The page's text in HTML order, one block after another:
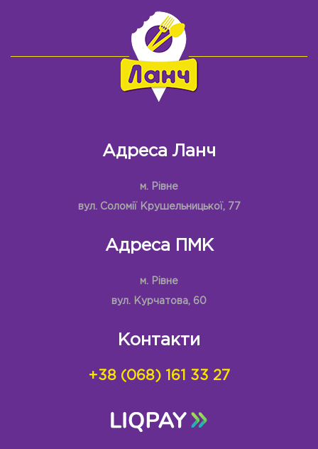
Адреса Ланч
м. Рівне
вул. Соломії Крушельницької, 77
Адреса ПМК
м. Рівне
вул. Курчатова, 60
Контакти
+38 (068) 161 33 27